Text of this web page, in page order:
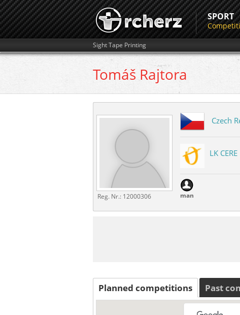
SPORT
Sight Tape Printing
Tomáš Rajtora
Reg. Nr.: 12000306
Czech
LK CERE
man
Planned competitions Past